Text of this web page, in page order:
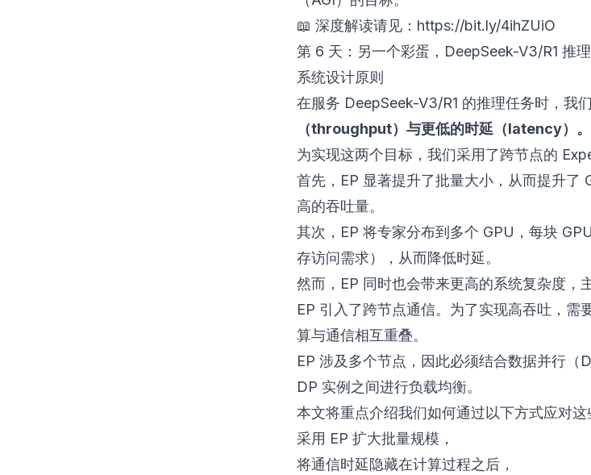
📖 深度解读请见： https://bit.ly/4ihZUiO
第 6 天：另一个彩蛋，DeepSeek-V3/R1 推
系统设计原则
在服务 DeepSeek-V3/R1 的推理任务时，我
（throughput）与更低的时延（latency）。
为实现这两个目标，我们采用了跨节点的
首先，EP 显著提升了批量大小，从而提升了
高的吞吐量。
其次，EP 将专家分布到多个 GPU，每块
存访问需求），从而降低时延。
然而，EP 同时也会带来更高的系统复杂度，
EP 引入了跨节点通信。为了实现高吞吐，需
算与通信相互重叠。
EP 涉及多个节点，因此必须结合数据并行（
DP 实例之间进行负载均衡。
本文将重点介绍我们如何通过以下方式应对这
采用 EP 扩大批量规模，
将通信时延隐藏在计算过程之后，